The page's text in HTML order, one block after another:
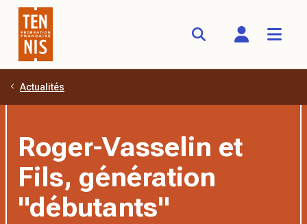
Aller au contenu principal
Actualités
Roger-Vasselin et
Fils, génération
"débutants"